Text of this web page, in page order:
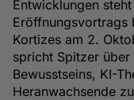
Entwicklungen
Eröffnungsvortrags
Kortizes am 2.
spricht Spitzer
Bewusstseins, KI-
Heranwachsende